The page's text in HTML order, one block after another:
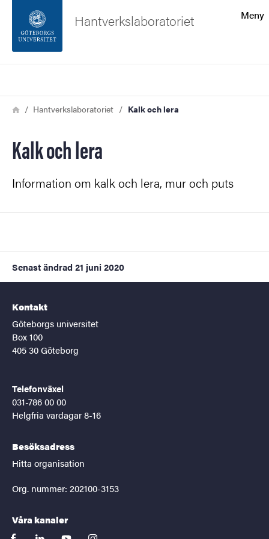
Sidfoten
Meny
Hantverkslaboratoriet
Länkstig
HemHantverkslaboratoriet Kalk och lera
Kalk och lera
Information om kalk och lera, mur och puts
Senast ändrad 21 juni 2020
Kontakt
Göteborgs universitet
Box 100
405 30 Göteborg
Telefonväxel
031-786 00 00
Helgfria vardagar 8-16
Besöksadress
Hitta organisation
Org. nummer: 202100-3153
Våra kanaler